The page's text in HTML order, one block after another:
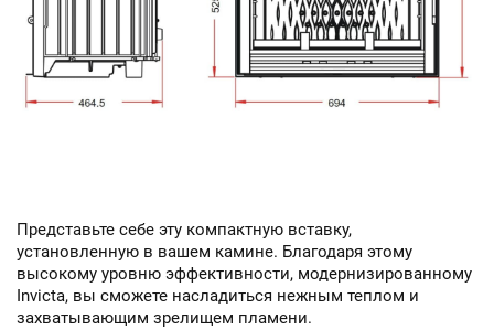
Представьте себе эту компактную вставку,
установленную в вашем камине. Благодаря этому
высокому уровню эффективности, модернизированному
Invicta, вы сможете насладиться нежным теплом и
захватывающим зрелищем пламени.